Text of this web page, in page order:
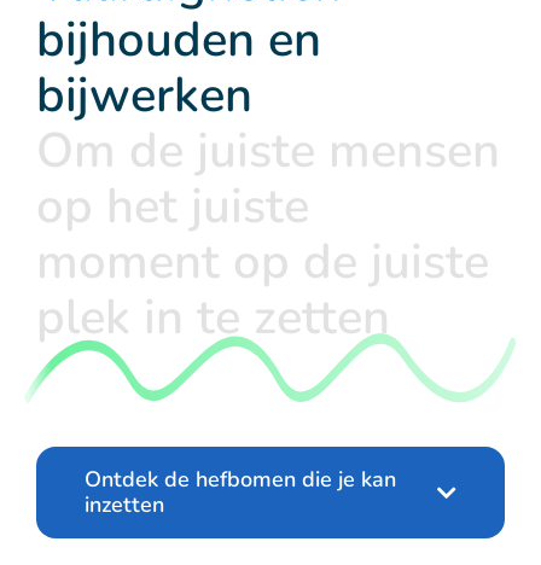
bijhouden en
bijwerken
Om de juiste mensen
op het juiste
moment op de juiste
plek in te zetten
Ontdek de hefbomen die je kan
inzetten